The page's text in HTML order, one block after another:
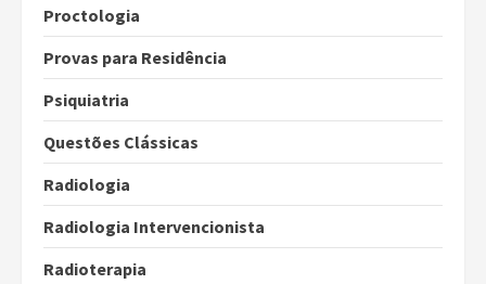
Proctologia
Provas para Residência
Psiquiatria
Questões Clássicas
Radiologia
Radiologia Intervencionista
Radioterapia